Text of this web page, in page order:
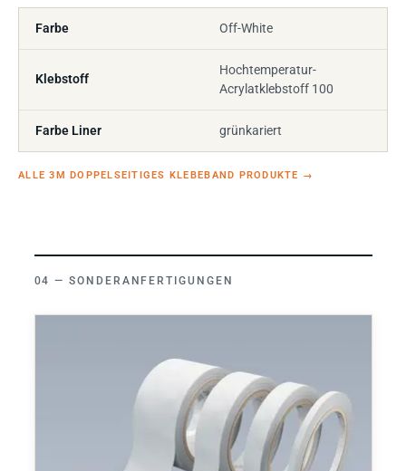
Farbe Off-White
Klebstoff
Hochtemperatur-
Acrylatklebstoff 100
Farbe Liner grünkariert
ALLE 3M DOPPELSEITIGES KLEBEBAND PRODUKTE →
SONDERANFERTIGUNGEN